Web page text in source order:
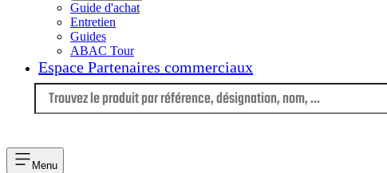
Guide d'achat
Entretien
Guides
ABAC Tour
Espace Partenaires commerciaux
Menu